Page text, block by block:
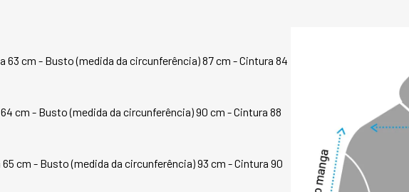
com naturalidade, trazendo um corte
estruturado. A gola em ponta reforça
modelo, enquanto o fechamento
adiciona um toque sofisticado e
O Dakota também se destaca pela
bolsos internos com fechamento em
externos com zíper e capa protetora,
segurança e organização para itens
63 cm - Busto (medida da circunferência) 87 cm - Cintura 84
cm - Busto (medida da circunferência) 90 cm - Cintura 88
cm - Busto (medida da circunferência) 93 cm - Cintura 90